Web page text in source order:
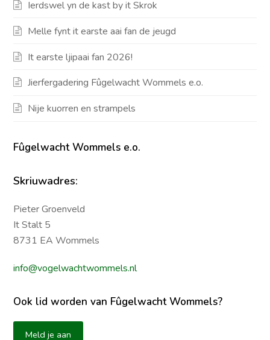
Ierdswel yn de kast by it Skrok
Melle fynt it earste aai fan de jeugd
It earste ljipaai fan 2026!
Jierfergadering Fûgelwacht Wommels e.o.
Nije kuorren en strampels
Fûgelwacht Wommels e.o.
Skriuwadres:
Pieter Groenveld
It Stalt 5
8731 EA Wommels
info@vogelwachtwommels.nl
Ook lid worden van Fûgelwacht Wommels?
Meld je aan